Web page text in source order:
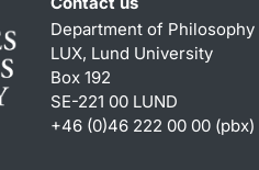
Department of Philosophy
LUX, Lund University
Box 192
SE-221 00 LUND
+46 (0)46 222 00 00 (pbx)